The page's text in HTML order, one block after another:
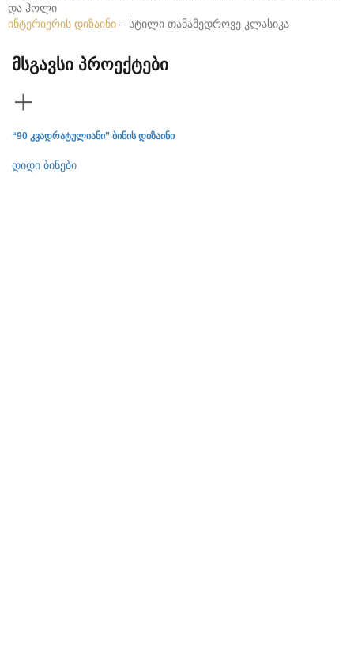
და ჰოლი
ინტერიერის დიზაინი – სტილი თანამედროვე კლასიკა
მსგავსი პროექტები
“90 კვადრატულიანი” ბინის დიზაინი
დიდი ბინები